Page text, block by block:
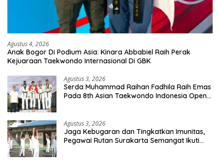
Agustus 4, 2026
Anak Bogor Di Podium Asia: Kinara Abbabiel Raih Perak
Kejuaraan Taekwondo Internasional Di GBK
Agustus 3, 2026
Serda Muhammad Raihan Fadhila Raih Emas
Pada 8th Asian Taekwondo Indonesia Open
Agustus 3, 2026
Jaga Kebugaran dan Tingkatkan Imunitas,
Pegawai Rutan Surakarta Semangat Ikuti